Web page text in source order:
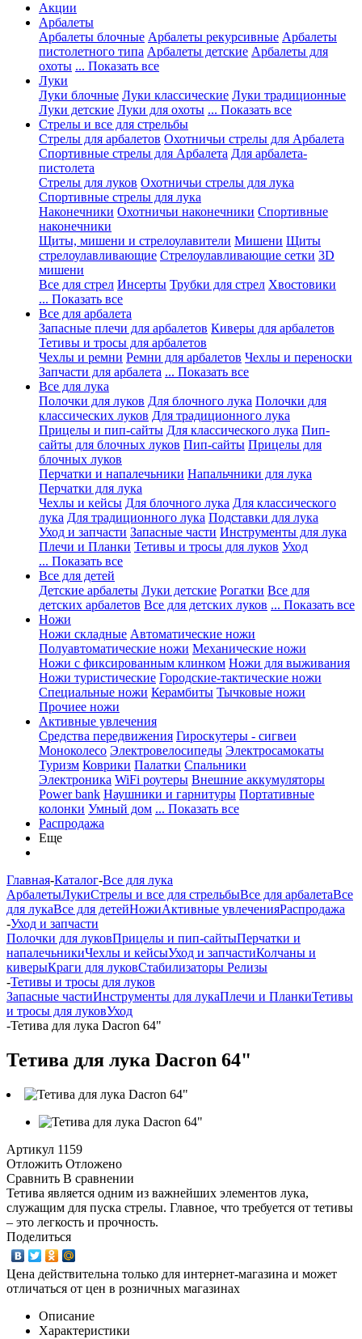
Акции
Арбалеты
Арбалеты блочные Арбалеты рекурсивные Арбалеты
пистолетного типа Арбалеты детские Арбалеты для
охоты ... Показать все
Луки
Луки блочные Луки классические Луки традиционные
Луки детские Луки для охоты ... Показать все
Стрелы и все для стрельбы
Стрелы для арбалетов Охотничьи стрелы для Арбалета
Спортивные стрелы для Арбалета Для арбалета-
пистолета
Стрелы для луков Охотничьи стрелы для лука
Спортивные стрелы для лука
Наконечники Охотничьи наконечники Спортивные
наконечники
Щиты, мишени и стрелоулавители Мишени Щиты
стрелоулавливающие Стрелоулавливающие сетки 3D
мишени
Все для стрел Инсерты Трубки для стрел Хвостовики
... Показать все
Все для арбалета
Запасные плечи для арбалетов Киверы для арбалетов
Тетивы и тросы для арбалетов
Чехлы и ремни Ремни для арбалетов Чехлы и переноски
Запчасти для арбалета ... Показать все
Все для лука
Полочки для луков Для блочного лука Полочки для
классических луков Для традиционного лука
Прицелы и пип-сайты Для классического лука Пип-
сайты для блочных луков Пип-сайты Прицелы для
блочных луков
Перчатки и напалечьники Напальчники для лука
Перчатки для лука
Чехлы и кейсы Для блочного лука Для классического
лука Для традиционного лука Подставки для лука
Уход и запчасти Запасные части Инструменты для лука
Плечи и Планки Тетивы и тросы для луков Уход
... Показать все
Все для детей
Детские арбалеты Луки детские Рогатки Все для
детских арбалетов Все для детских луков ... Показать все
Ножи
Ножи складные Автоматические ножи
Полуавтоматические ножи Механические ножи
Ножи с фиксированным клинком Ножи для выживания
Ножи туристические Городские-тактические ножи
Специальные ножи Керамбиты Тычковые ножи
Прочиее ножи
Активные увлечения
Средства передвижения Гироскутеры - сигвеи
Моноколесо Электровелосипеды Электросамокаты
Туризм Коврики Палатки Спальники
Электроника WiFi роутеры Внешние аккумуляторы
Power bank Наушники и гарнитуры Портативные
колонки Умный дом ... Показать все
Распродажа
Еще
Главная-Каталог-Все для лука
АрбалетыЛукиСтрелы и все для стрельбыВсе для арбалетаВсе
для лукаВсе для детейНожиАктивные увлеченияРаспродажа
-Уход и запчасти
Полочки для луковПрицелы и пип-сайтыПерчатки и
напалечьникиЧехлы и кейсыУход и запчастиКолчаны и
киверыКраги для луковСтабилизаторы Релизы
-Тетивы и тросы для луков
Запасные частиИнструменты для лукаПлечи и ПланкиТетивы
и тросы для луковУход
-Тетива для лука Dacron 64"
Тетива для лука Dacron 64"
Артикул 1159
Отложить Отложено
Сравнить В сравнении
Тетива является одним из важнейших элементов лука,
служащим для пуска стрелы. Главное, что требуется от тетивы
– это легкость и прочность.
Поделиться
Цена действительна только для интернет-магазина и может
отличаться от цен в розничных магазинах
Описание
Характеристики